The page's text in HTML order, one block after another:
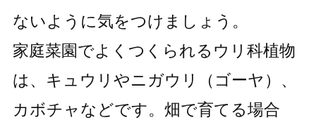
ないように気をつけましょう。
家庭菜園でよくつくられるウリ科植物
は、キュウリやニガウリ（ゴーヤ）、
カボチャなどです。畑で育てる場合